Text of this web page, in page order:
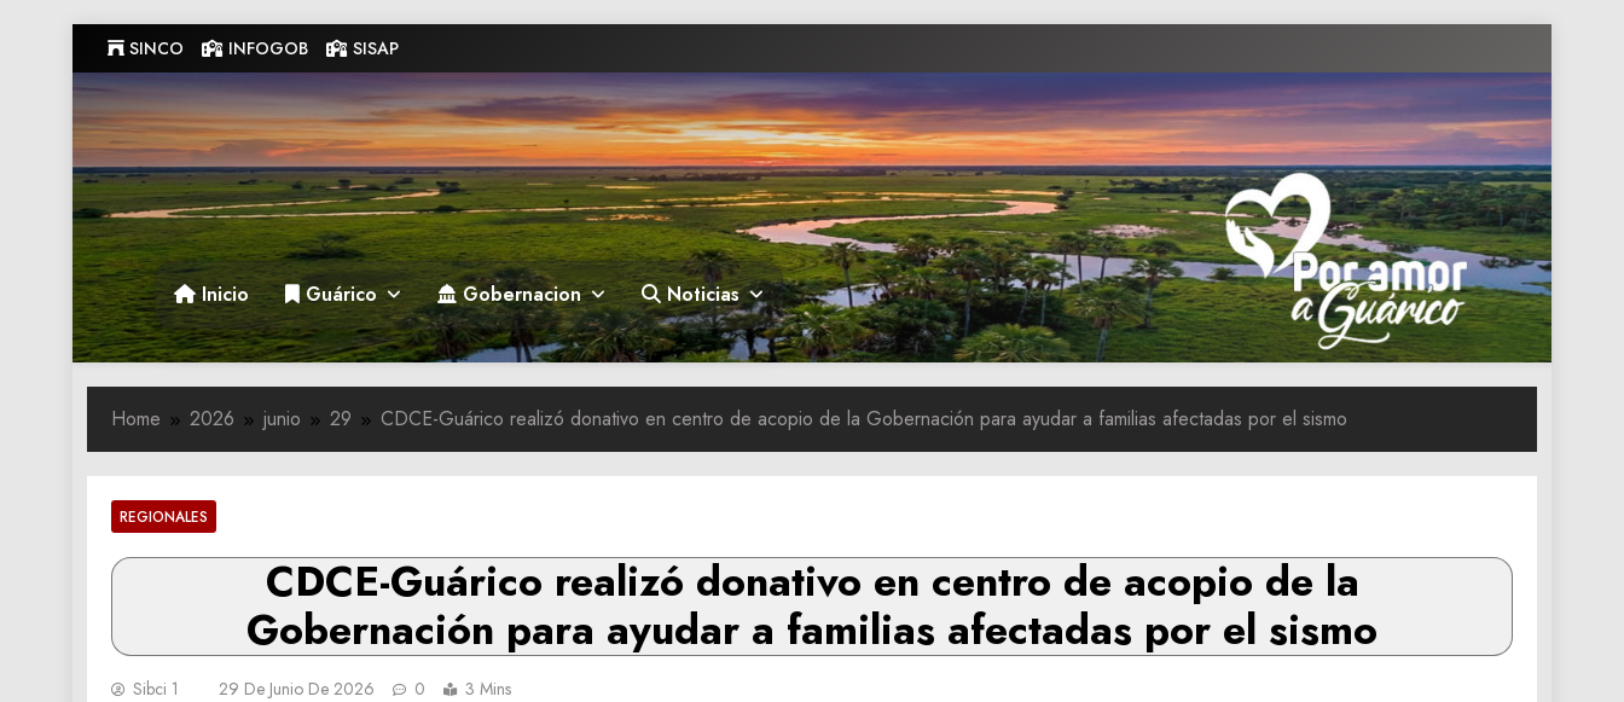
to
content
SINCO INFOGOB SISAP
Gobernacion de Guarico
Gobernacion de Guarico
Inicio Guárico Gobernacion Noticias
Home 2026 junio 29 ‎CDCE-Guárico realizó donativo en centro de acopio de la Gobernación para ayudar a familias afectadas por el sismo
REGIONALES
‎CDCE-Guárico realizó donativo en centro de acopio de la
Gobernación para ayudar a familias afectadas por el sismo
Sibci 1 29 De Junio De 2026 0 3 Mins